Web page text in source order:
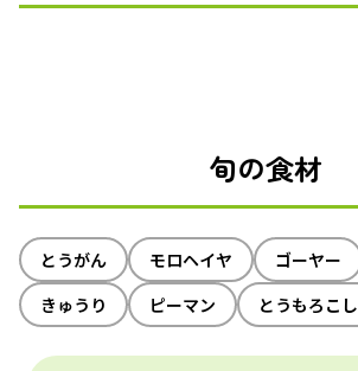
旬の食材
とうがん モロヘイヤ ゴーヤー
きゅうり
ピーマン とうもろこし